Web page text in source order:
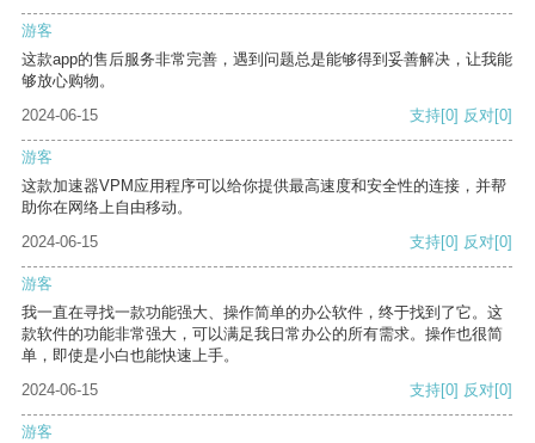
游客
这款app的售后服务非常完善，遇到问题总是能够得到妥善解决，让我能
够放心购物。
2024-06-15
支持[0] 反对[0]
游客
这款加速器VPM应用程序可以给你提供最高速度和安全性的连接，并帮
助你在网络上自由移动。
2024-06-15
支持[0] 反对[0]
游客
我一直在寻找一款功能强大、操作简单的办公软件，终于找到了它。这
款软件的功能非常强大，可以满足我日常办公的所有需求。操作也很简
单，即使是小白也能快速上手。
2024-06-15
支持[0] 反对[0]
游客